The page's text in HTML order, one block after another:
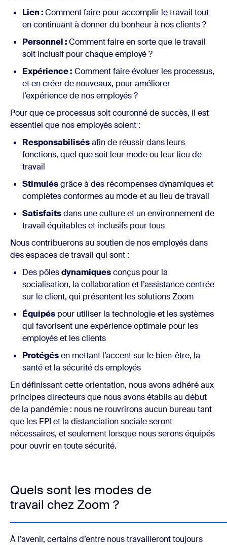
Lien :Comment faire pour accomplir le travail tout
en continuant à donner du bonheur à nos clients ?
Personnel :Comment faire en sorte que le travail
soit inclusif pour chaque employé ?
Expérience : Comment faire évoluer les processus,
et en créer de nouveaux, pour améliorer
l’expérience de nos employés ?
Pour que ce processus soit couronné de succès, il est
essentiel que nos employés soient :
Responsabilisésafin de réussir dans leurs
fonctions, quel que soit leur mode ou leur lieu de
travail
Stimulésgrâce à des récompenses dynamiques et
complètes conformes au mode et au lieu de travail
Satisfaitsdans une culture et un environnement de
travail équitables et inclusifs pour tous
Nous contribuerons au soutien de nos employés dans
des espaces de travail qui sont :
Des pôlesdynamiquesconçus pour la
socialisation, la collaboration et l’assistance centrée
sur le client, qui présentent les solutions Zoom
Équipés pour utiliser la technologie et les systèmes
qui favorisent une expérience optimale pour les
employés et les clients
Protégésen mettant l’accent sur le bien-être, la
santé et la sécurité ds employés
En définissant cette orientation, nous avons adhéré aux
principes directeurs que nous avons établis au début
de la pandémie : nous ne rouvrirons aucun bureau tant
que les EPI et la distanciation sociale seront
nécessaires, et seulement lorsque nous serons équipés
pour ouvrir en toute sécurité.
Quels sont les modes de
travail chez Zoom ?
À l’avenir, certains d’entre nous travailleront toujours